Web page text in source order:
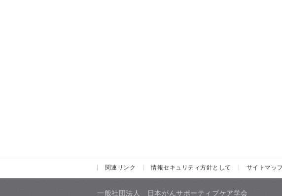
関連リンク 情報セキュリティ方針として サイトマッ
一般社団法人 日本がんサポーティブケア学会